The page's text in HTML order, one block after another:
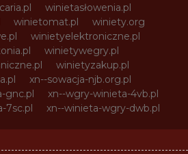
winietasłowenia.pl
winietomat.pl
winiety.org
winietyelektroniczne.pl
winietywegry.pl
winietyzakup.pl
xn--sowacja-njb.org.pl
gnc.pl
xn--wgry-winieta-4vb.pl
7sc.pl
xn--winieta-wgry-dwb.pl